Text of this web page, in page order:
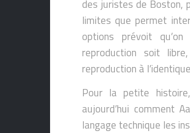
des juristes de Boston,
limites que permet
options prévoit
reproduction soit
reproduction à
Pour la petite
aujourd’hui comment
langage technique les